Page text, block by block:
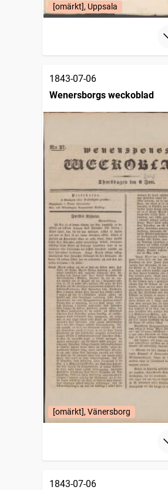
[omärkt], Uppsala
1843-07-06
Wenersborgs weckoblad
[omärkt], Vänersborg
1843-07-06